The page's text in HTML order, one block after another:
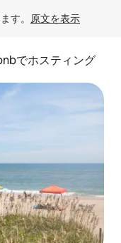
す。 原文を表示
でホスティング